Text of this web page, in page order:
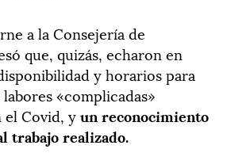
a la Consejería de
que, quizás, echaron en
y horarios para
«complicadas»
el Covid, yun reconocimiento
trabajo realizado.